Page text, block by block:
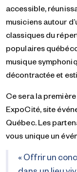
accessible,
musiciens autour
classiques du
populaires
musique
décontractée et
Ce sera la
ExpoCité, site
Québec. Les
vous unique un
« Offrir un